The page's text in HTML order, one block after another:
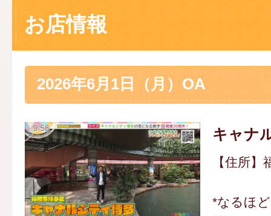
お店情報
2026年6月1日（月）OA
キャナ
【住所
*なるほ